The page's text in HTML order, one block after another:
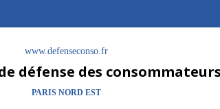
www.defenseconso.fr
défense des consommateurs
PARIS NORD EST